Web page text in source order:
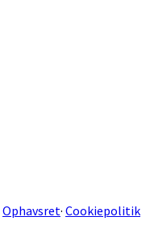
Ophavsret· Cookiepolitik